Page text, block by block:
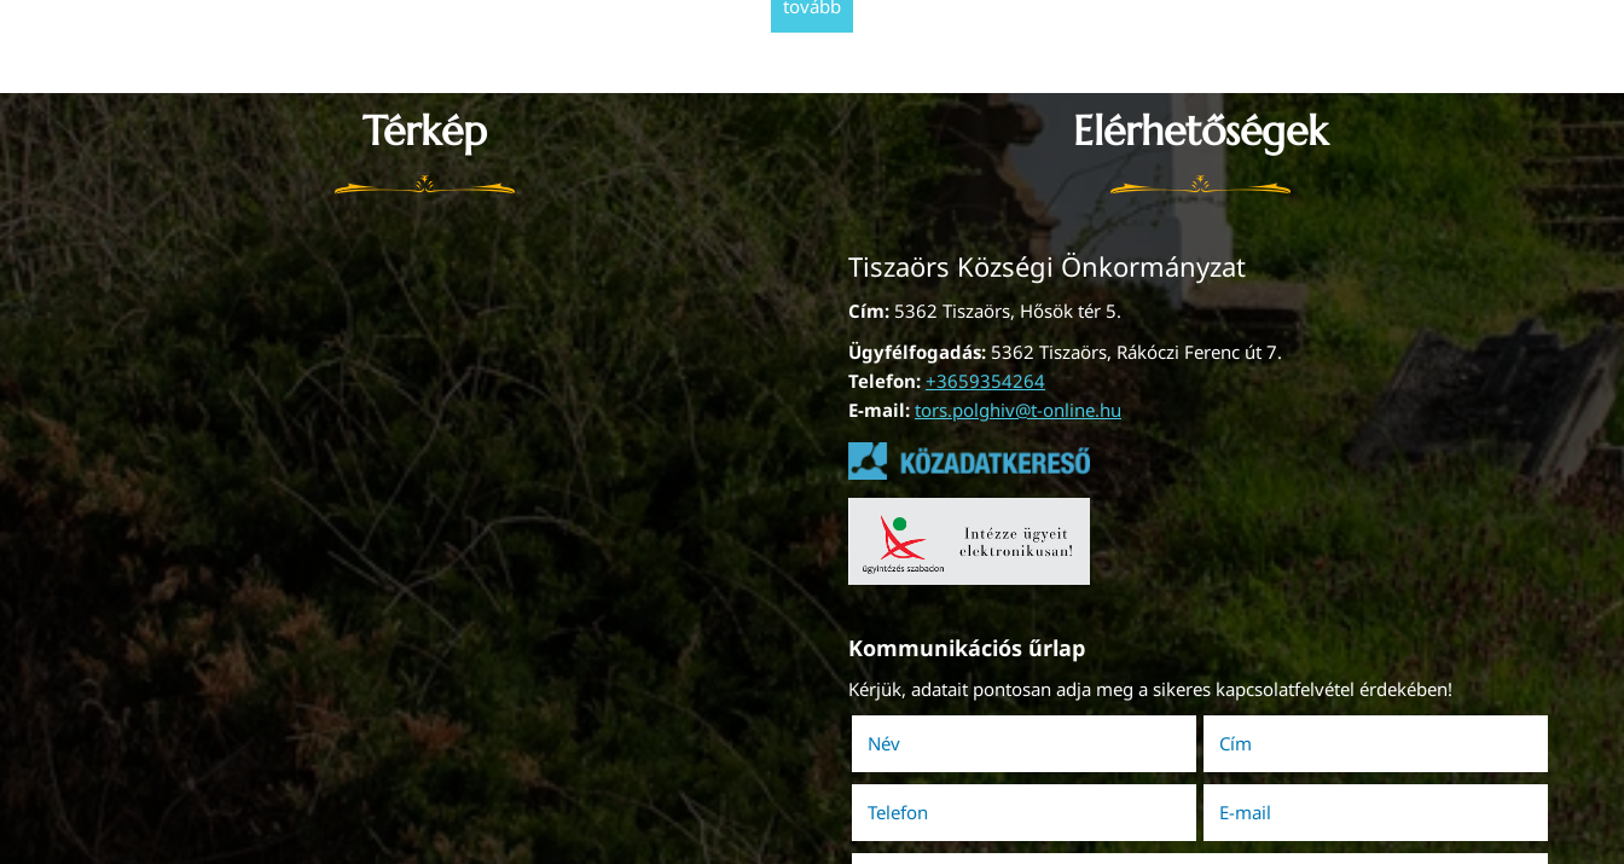
tovább
Elérhetőségek
Tiszaörs Községi Önkormányzat
Cím: 5362 Tiszaörs, Hősök tér 5.
Ügyfélfogadás: 5362 Tiszaörs, Rákóczi Ferenc út 7.
Telefon: +3659354264
E-mail: tors.polghiv@t-online.hu
Kommunikációs űrlap
Kérjük, adatait pontosan adja meg a sikeres kapcsolatfelvétel érdekében!
Név Cím
Telefon E-mail
Térkép